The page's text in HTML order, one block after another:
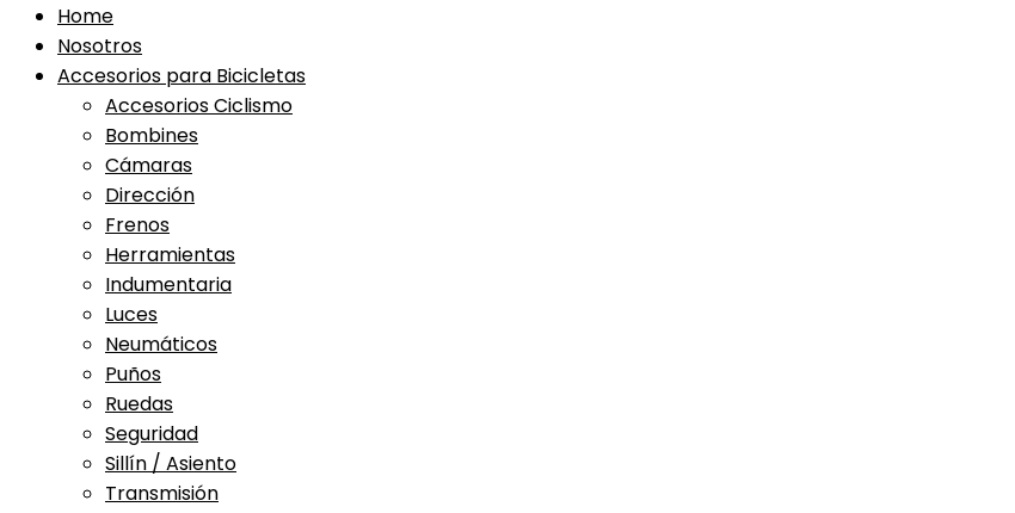
Home
Nosotros
Accesorios para Bicicletas
Accesorios Ciclismo
Bombines
Cámaras
Dirección
Frenos
Herramientas
Indumentaria
Luces
Neumáticos
Puños
Ruedas
Seguridad
Sillín / Asiento
Transmisión